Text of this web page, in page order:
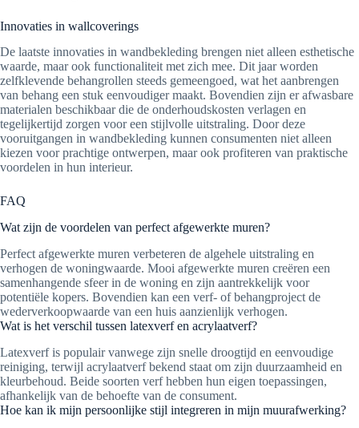
Innovaties in wallcoverings
De laatste innovaties in wandbekleding brengen niet alleen esthetische
waarde, maar ook functionaliteit met zich mee. Dit jaar worden
zelfklevende behangrollen steeds gemeengoed, wat het aanbrengen
van behang een stuk eenvoudiger maakt. Bovendien zijn er afwasbare
materialen beschikbaar die de onderhoudskosten verlagen en
tegelijkertijd zorgen voor een stijlvolle uitstraling. Door deze
vooruitgangen in wandbekleding kunnen consumenten niet alleen
kiezen voor prachtige ontwerpen, maar ook profiteren van praktische
voordelen in hun interieur.
FAQ
Wat zijn de voordelen van perfect afgewerkte muren?
Perfect afgewerkte muren verbeteren de algehele uitstraling en
verhogen de woningwaarde. Mooi afgewerkte muren creëren een
samenhangende sfeer in de woning en zijn aantrekkelijk voor
potentiële kopers. Bovendien kan een verf- of behangproject de
wederverkoopwaarde van een huis aanzienlijk verhogen.
Wat is het verschil tussen latexverf en acrylaatverf?
Latexverf is populair vanwege zijn snelle droogtijd en eenvoudige
reiniging, terwijl acrylaatverf bekend staat om zijn duurzaamheid en
kleurbehoud. Beide soorten verf hebben hun eigen toepassingen,
afhankelijk van de behoefte van de consument.
Hoe kan ik mijn persoonlijke stijl integreren in mijn muurafwerking?